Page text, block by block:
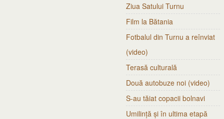
Ziua Satului Turnu
Film la Bătania
Fotbalul din Turnu a reînviat
(video)
Terasă culturală
Două autobuze noi (video)
S-au tăiat copacii bolnavi
Umilință și în ultima etapă